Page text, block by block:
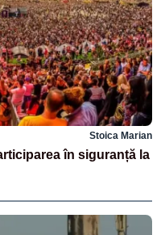
Stoica Marian
în siguranță la